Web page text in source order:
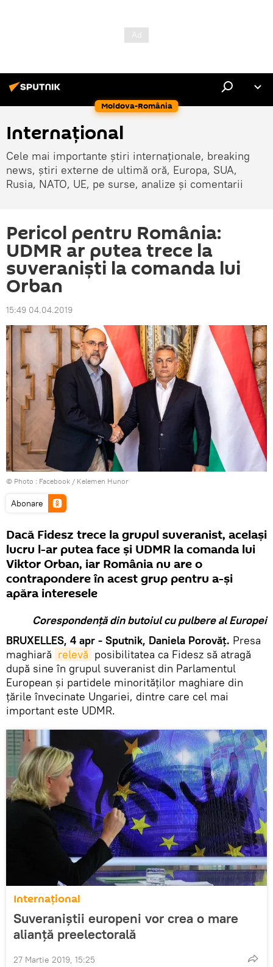
Moldova-România
Internaţional
Cele mai importante știri internaționale, breaking
news, știri externe de ultimă oră, Europa, SUA,
Rusia, NATO, UE, pe surse, analize și comentarii
Pericol pentru România:
UDMR ar putea trece la
suveraniști la comanda lui
Orban
15:49 04.04.2019
© Photo : Facebook / Kelemen Hunor
Abonare
Dacă Fidesz trece la grupul suveranist, același
lucru l-ar putea face și UDMR la comanda lui
Viktor Orban, iar România nu are o
contrapondere în acest grup pentru a-și
apăra interesele
Corespondență din butoiul cu pulbere al Europei
BRUXELLES, 4 apr - Sputnik, Daniela Porovăț. Presa
maghiară relevă posibilitatea ca Fidesz să atragă
după sine în grupul suveranist din Parlamentul
European și partidele minorităților maghiare din
țările învecinate Ungariei, dintre care cel mai
important este UDMR.
Internaţional
Suveraniștii europeni vor crea o mare
alianță preelectorală
27 Martie 2019, 15:25